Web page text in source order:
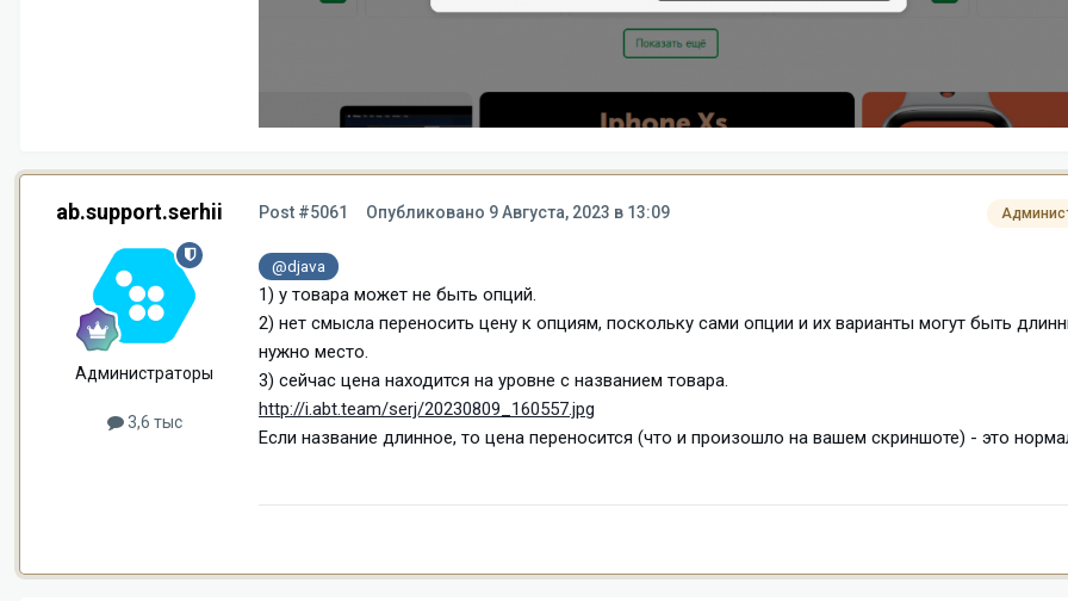
ab.support.serhii
Администраторы
3,6 тыс
Post #5061 Опубликовано 9 Августа, 2023 в 13:09
@djava
1) у товара может не быть опций.
2) нет смысла переносить цену к опциям, поскольку сами опции и их варианты могут быть
нужно место.
3) сейчас цена находится на уровне с названием товара.
http://i.abt.team/serj/20230809_160557.jpg
Если название длинное, то цена переносится (что и произошло на вашем скриншоте) - это